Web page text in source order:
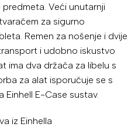
Veći unutarnji
za sigurno
Remen za nošenje i dvije
i udobno iskustvo
ima dva držača za libelu s
za alat isporučuje se s
E-Case sustav.
iz Einhella